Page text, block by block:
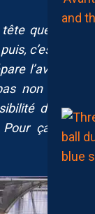
que ça.
c’est un
l’avenir.
non plus
de se
ça, ça